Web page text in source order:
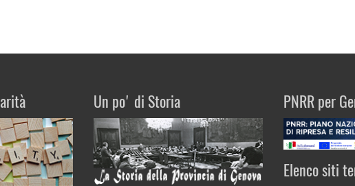
Un po' di Storia PNRR per
Elenco siti